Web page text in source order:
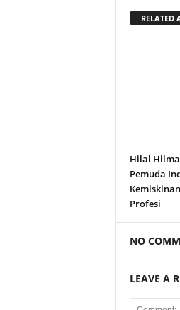
RELATED
Hilal
Pemuda
Profesi
NO
LEAVE A